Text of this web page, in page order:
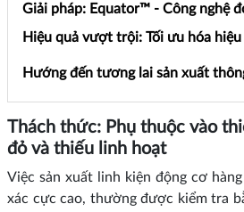
Giải pháp: Equator™ - Công nghệ
Hiệu quả vượt trội: Tối ưu hóa
Hướng đến tương lai sản xuất
Thách thức: Phụ thuộc vào
đỏ và thiếu linh hoạt
Việc sản xuất linh kiện động cơ
xác cực cao, thường được kiểm tra